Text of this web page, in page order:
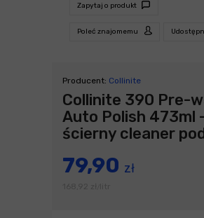
Zapytaj o produkt
Poleć znajomemu
Producent: Collinite
Collinite 390 Pre-
Auto Polish 473ml
ścierny cleaner
79,90 zł